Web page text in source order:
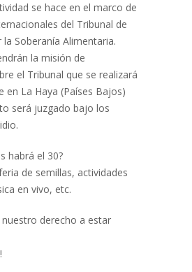
se hace en el marco de
del Tribunal de
Soberanía Alimentaria.
la misión de
el Tribunal que se realizará
en La Haya (Países Bajos)
será juzgado bajo los
habrá el 30?
de semillas, actividades
en vivo, etc.
derecho a estar